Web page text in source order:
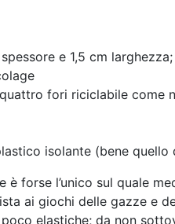
e 1,5 cm
fori riciclabile come
isolante (bene quello
è forse l’unico sul quale
ai giochi delle gazze e
elastiche; da non